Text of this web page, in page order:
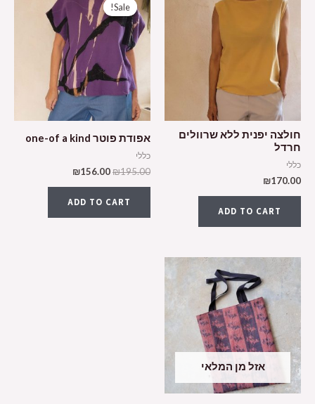
חולצה יפנית ללא שרוולים
חרדל
כללי
₪170.00
ADD TO CART
Sale!
Sale!
אפודת פוטר one-of a kind
כללי
₪195.00
₪156.00
ADD TO CART
אזל מן המלאי